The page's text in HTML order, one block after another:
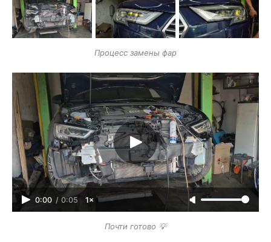
Процесс замены фар
0:00 / 0:05 1×
Почти готово 💡